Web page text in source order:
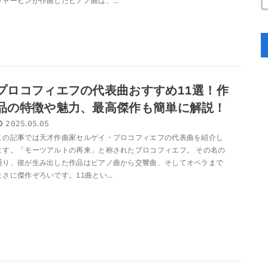
ロコフィエフの代表曲おすすめ11選！作
の特徴や魅力、最高傑作も簡単に解説！
2025.05.05
の記事では天才作曲家セルゲイ・プロコフィエフの代表曲を紹介し
す。「モーツアルトの再来」と称されたプロコフィエフ。 その名の
り、彼が生み出した作品はピアノ曲から交響曲、そしてオペラまで
さに傑作ぞろいです。11曲とい...